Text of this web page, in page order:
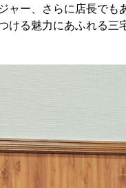
ャー、さらに店長で
ける魅力にあふれる三